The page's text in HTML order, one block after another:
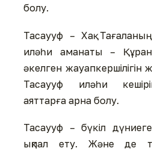
болу.
Тасаууф – Хақ
иләһи аманаты –
әкелген жауапкершілігін
Тасаууф иләһи
аяттарға арна болу.
Тасаууф – бүкіл
ықпал ету. Және де